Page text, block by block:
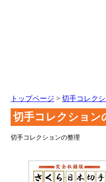
トップページ > 切手コレク
切手コレクション
切手コレクションの整理